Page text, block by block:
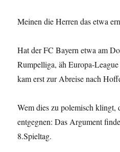
Meinen die Herren das etwa
Hat der FC Bayern etwa am
Rumpelliga, äh Europa-
kam erst zur Abreise nach
Wem dies zu polemisch klingt,
entgegnen: Das Argument
8.Spieltag.